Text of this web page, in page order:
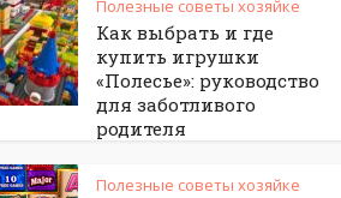
Полезные советы хозяйке
Как выбрать и где
купить игрушки
«Полесье»: руководство
для заботливого
родителя
Полезные советы хозяйке